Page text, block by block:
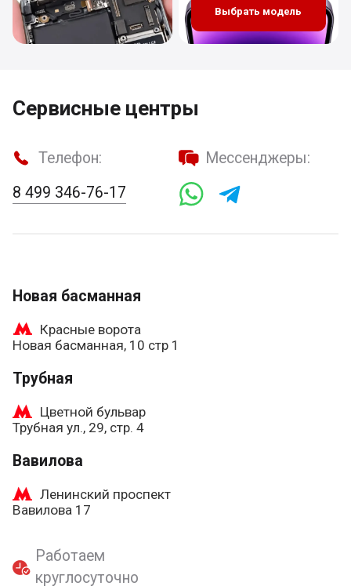
Выбрать модель
Сервисные центры
Телефон:
8 499 346-76-17
Мессенджеры:
Новая басманная
Красные ворота
Новая басманная, 10 стр 1
Трубная
Цветной бульвар
Трубная ул., 29, стр. 4
Вавилова
Ленинский проспект
Вавилова 17
Работаем
круглосуточно